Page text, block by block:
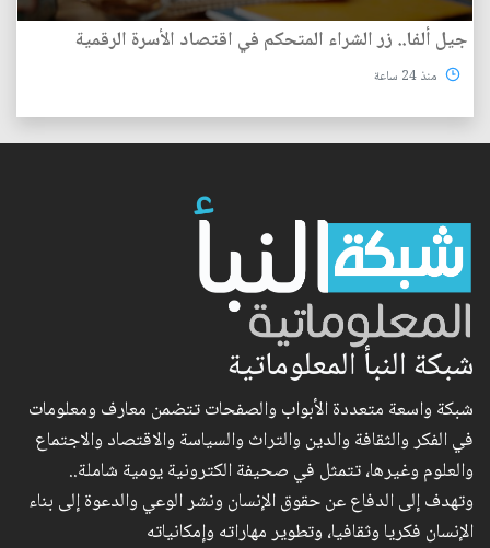
جيل ألفا.. زر الشراء المتحكم في اقتصاد الأسرة الرقمية
منذ 24 ساعة
شبكة النبأ المعلوماتية
شبكة واسعة متعددة الأبواب والصفحات تتضمن معارف ومعلومات
في الفكر والثقافة والدين والتراث والسياسة والاقتصاد والاجتماع
والعلوم وغيرها، تتمثل في صحيفة الكترونية يومية شاملة..
وتهدف إلى الدفاع عن حقوق الإنسان ونشر الوعي والدعوة إلى بناء
الإنسان فكريا وثقافيا، وتطوير مهاراته وإمكانياته